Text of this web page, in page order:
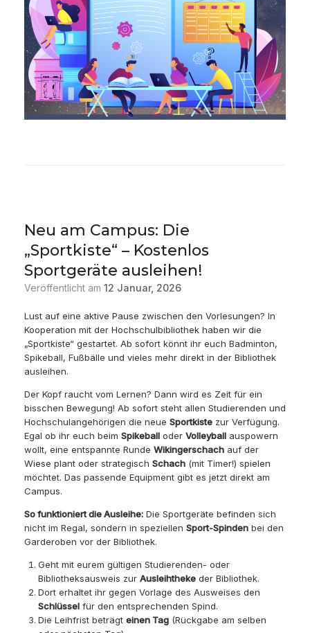
Neu am Campus: Die
„Sportkiste“ – Kostenlos
Sportgeräte ausleihen!
Veröffentlicht am 12 Januar, 2026
Lust auf eine aktive Pause zwischen den Vorlesungen? In
Kooperation mit der Hochschulbibliothek haben wir die
„Sportkiste“ gestartet. Ab sofort könnt ihr euch Badminton,
Spikeball, Fußbälle und vieles mehr direkt in der Bibliothek
ausleihen.
Der Kopf raucht vom Lernen? Dann wird es Zeit für ein
bisschen Bewegung! Ab sofort steht allen Studierenden und
Hochschulangehörigen die neue Sportkiste zur Verfügung.
Egal ob ihr euch beim Spikeball oder Volleyball auspowern
wollt, eine entspannte Runde Wikingerschach auf der
Wiese plant oder strategisch Schach (mit Timer!) spielen
möchtet. Das passende Equipment gibt es jetzt direkt am
Campus.
So funktioniert die Ausleihe: Die Sportgeräte befinden sich
nicht im Regal, sondern in speziellen Sport-Spinden bei den
Garderoben vor der Bibliothek.
Geht mit eurem gültigen Studierenden- oder
Bibliotheksausweis zur Ausleihthekeder Bibliothek.
Dort erhaltet ihr gegen Vorlage des Ausweises den
Schlüsselfür den entsprechenden Spind.
Die Leihfrist beträgt einen Tag(Rückgabe am selben